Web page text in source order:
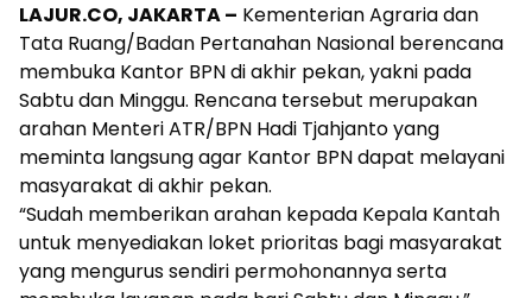
LAJUR.CO, JAKARTA – Kementerian Agraria dan
Tata Ruang/Badan Pertanahan Nasional berencana
membuka Kantor BPN di akhir pekan, yakni pada
Sabtu dan Minggu. Rencana tersebut merupakan
arahan Menteri ATR/BPN Hadi Tjahjanto yang
meminta langsung agar Kantor BPN dapat melayani
masyarakat di akhir pekan.
“Sudah memberikan arahan kepada Kepala Kantah
untuk menyediakan loket prioritas bagi masyarakat
yang mengurus sendiri permohonannya serta